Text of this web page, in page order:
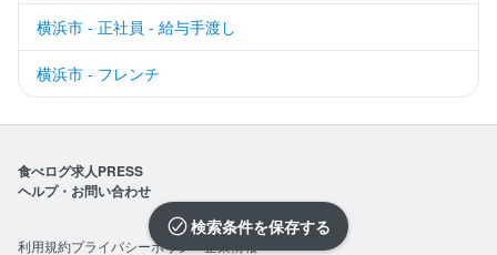
検索条件を保存
横浜市 - 正社員 - 給与手渡し
横浜市 - フレンチ
食べログ求人PRESS
ヘルプ・お問い合わせ
利用規約プライバシーポリシー